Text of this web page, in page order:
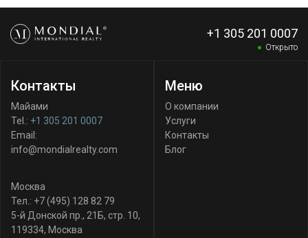
+1 305 201 0007
Открыто
Контакты
Майами
Tel.: +1 305 201 0007
Email:
info@mondialrealty.com
Москва
Тел.: +7 (495) 128 82 79
5-й Донской пр., 21Б, стр. 10,
119334, Москва
Меню
О компании
Услуги
Контакты
Блог